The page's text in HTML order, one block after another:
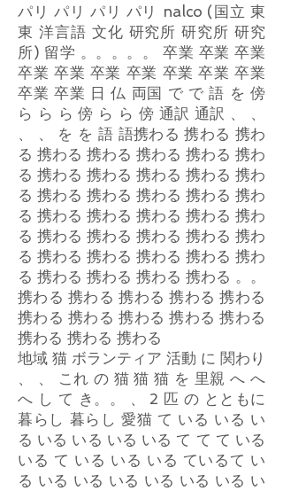
パリ パリ パリ パリ nalco (国立 東
東 洋言語 文化 研究所 研究所 研究
所) 留学 。。。。。 卒業 卒業 卒業
卒業 卒業 卒業 卒業 卒業 卒業 卒業
卒業 卒業 日 仏 両国 で で 語 を 傍
ら ら ら 傍 ら ら 傍 通訳 通訳 、 、
、 、 を を 語 語携わる 携わる 携わ
る 携わる 携わる 携わる 携わる 携わ
る 携わる 携わる 携わる 携わる 携わ
る 携わる 携わる 携わる 携わる 携わ
る 携わる 携わる 携わる 携わる 携わ
る 携わる 携わる 携わる 携わる 携わ
る 携わる 携わる 携わる 携わる 携わ
る 携わる 携わる 携わる 携わる 。。
携わる 携わる 携わる 携わる 携わる
携わる 携わる 携わる 携わる 携わる
携わる 携わる 携わる
地域 猫 ボランティア 活動 に 関わり
、 、 これ の 猫 猫 猫 を 里親 へ へ
へ し て き。。 、 2 匹 の とともに
暮らし 暮らし 愛猫 て いる いる い
る いる いる いる いる て て て いる
いる て いる いる いる ているて い
る いる いる いる いる いる いる い